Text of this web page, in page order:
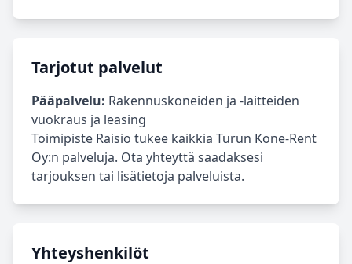
Tarjotut palvelut
Pääpalvelu: Rakennuskoneiden ja -laitteiden
vuokraus ja leasing
Toimipiste Raisio tukee kaikkia Turun Kone-Rent
Oy:n palveluja. Ota yhteyttä saadaksesi
tarjouksen tai lisätietoja palveluista.
Yhteyshenkilöt